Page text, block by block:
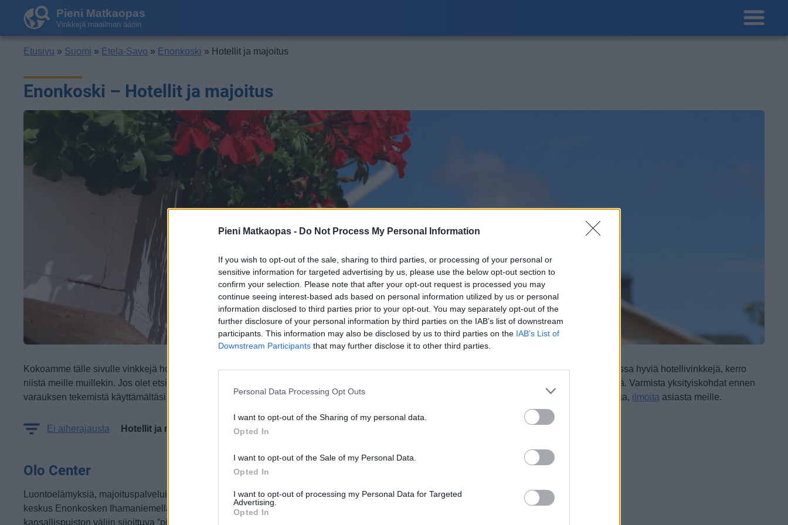
Pieni Matkaopas - Do Not Process My Personal Information
If you wish to opt-out of the sale, sharing to third parties, or processing of your personal or
sensitive information for targeted advertising by us, please use the below opt-out section to
confirm your selection. Please note that after your opt-out request is processed you may
continue seeing interest-based ads based on personal information utilized by us or personal
information disclosed to third parties prior to your opt-out. You may separately opt-out of the
further disclosure of your personal information by third parties on the IAB’s list of downstream
participants. This information may also be disclosed by us to third parties on the IAB’s List of
Downstream Participants that may further disclose it to other third parties.
Personal Data Processing Opt Outs
I want to opt-out of the Sharing of my personal data.
Opted In
I want to opt-out of the Sale of my Personal Data.
Opted In
I want to opt-out of processing my Personal Data for Targeted
Advertising.
Opted In
Pieni Matkaopas
Vinkkejä maailman ääriin
Etusivu » Suomi » Etela-Savo » Enonkoski » Hotellit ja majoitus
Enonkoski – Hotellit ja majoitus
Kokoamme tälle sivulle vinkkejä hotelleista ja muista majapaikoista. Vinkit ovat teidän, lukijoidemme, meille lähettämiä. Jos sinulla on takataskussa hyviä hotellivinkkejä, kerro
niistä meille muillekin. Jos olet etsimässä majoitusta, huomioi, että tiedot vinkeissä ovat lähettäjien omia henkilökohtaisia käsityksiä ja mielipiteitä. Varmista yksityiskohdat ennen
varauksen tekemistä käyttämältäsi varaussivustolta (esim. booking.com) tai majoituspaikan omilta verkkosivuilta.
Jos huomaat sivulla muutettavaa, ilmoita asiasta meille.
Ei aiherajausta Hotellit ja majoitus
Olo Center
Luontoelämyksiä, majoituspalveluita ja retriittejä tarjoava
keskus Enonkosken Ihamaniemellä. Kahden
kansallispuiston väliin sijoittuva ”piilotettu helmi” upeiden
Kajakkimelonta Suomen suurimmalla järvellä Saimaalla on
nautinnollinen ja erilainen tapa viettää kesälomaa!